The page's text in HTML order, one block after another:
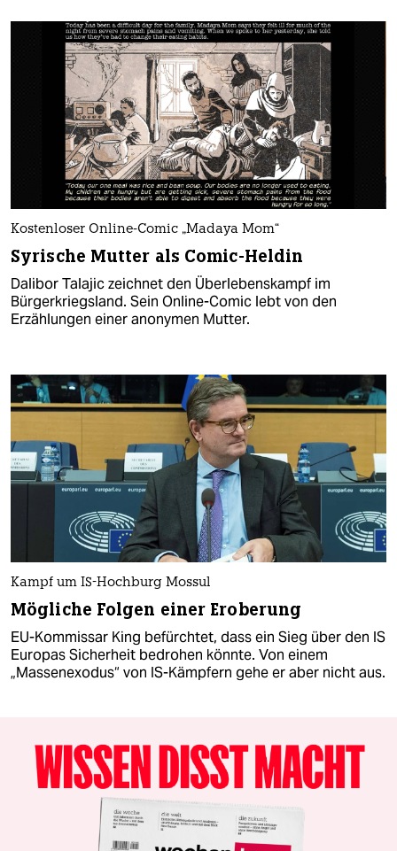
Kostenloser Online-Comic „Madaya Mom“
Syrische Mutter als Comic-Heldin
Dalibor Talajic zeichnet den Überlebenskampf im
Bürgerkriegsland. Sein Online-Comic lebt von den
Erzählungen einer anonymen Mutter.
Kampf um IS-Hochburg Mossul
Mögliche Folgen einer Eroberung
EU-Kommissar King befürchtet, dass ein Sieg über den IS
Europas Sicherheit bedrohen könnte. Von einem
„Massenexodus“ von IS-Kämpfern gehe er aber nicht aus.